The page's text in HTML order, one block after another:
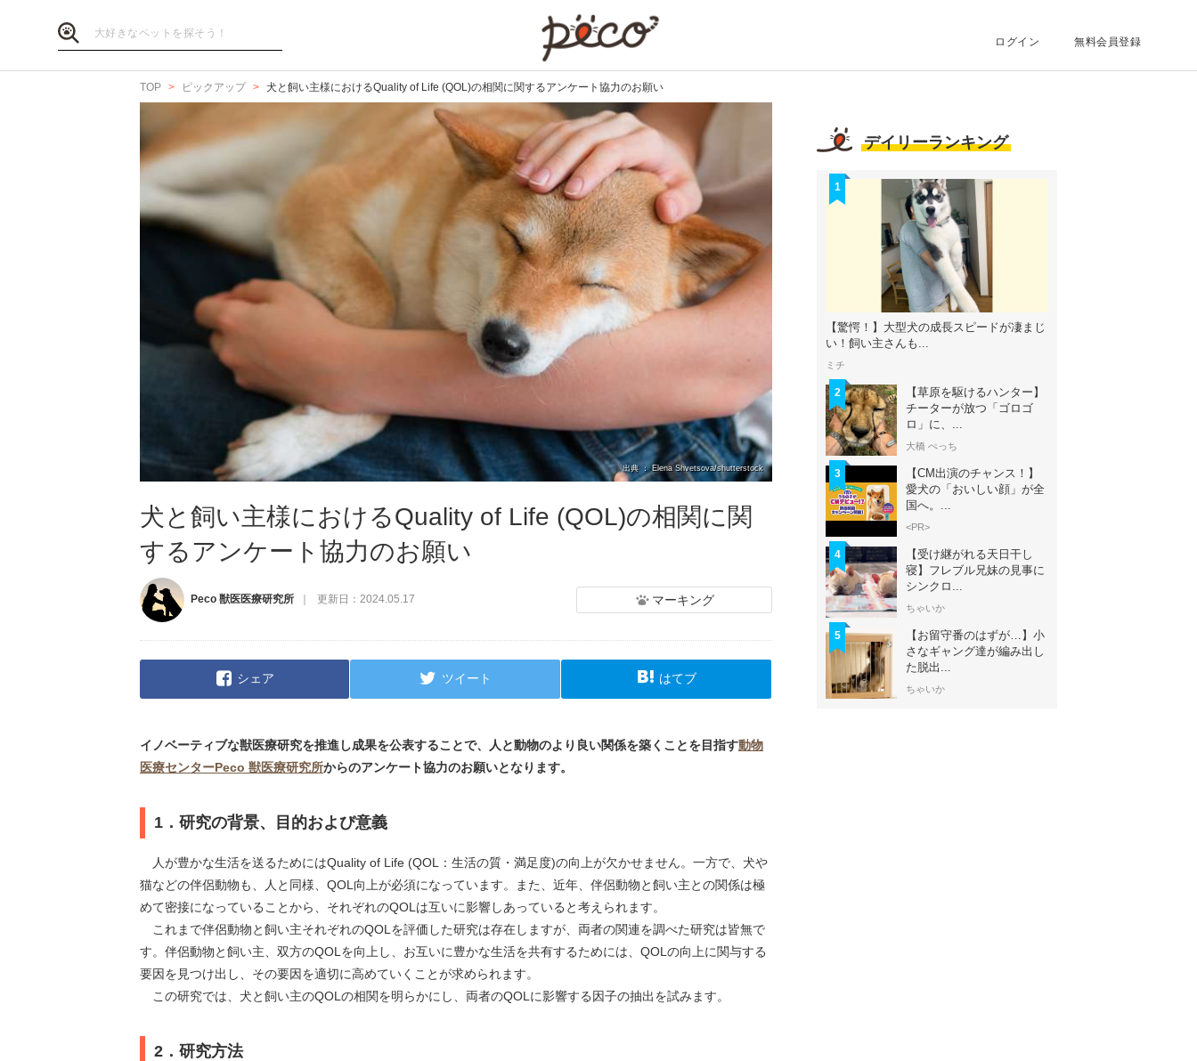
ログイン 無料会員登録
TOP ピックアップ 犬と飼い主様におけるQuality of Life (QOL)の相関に関するアンケート協力のお願い
出典 ： Elena Shvetsova/shutterstock
犬と飼い主様におけるQuality of Life (QOL)の相関に関
するアンケート協力のお願い
Peco 獣医医療研究所 更新日： 2024.05.17 マーキング
シェア ツイート はてブ
イノベーティブな獣医療研究を推進し成果を公表することで、人と動物のより良い関係を築くことを目指す動物
医療センターPeco 獣医療研究所からのアンケート協力のお願いとなります。
1．研究の背景、目的および意義
人が豊かな生活を送るためにはQuality of Life (QOL：生活の質・満足度)の向上が欠かせません。一方で、犬や
猫などの伴侶動物も、人と同様、QOL向上が必須になっています。また、近年、伴侶動物と飼い主との関係は極
めて密接になっていることから、それぞれのQOLは互いに影響しあっていると考えられます。
これまで伴侶動物と飼い主それぞれのQOLを評価した研究は存在しますが、両者の関連を調べた研究は皆無で
す。伴侶動物と飼い主、双方のQOLを向上し、お互いに豊かな生活を共有するためには、QOLの向上に関与する
要因を見つけ出し、その要因を適切に高めていくことが求められます。
この研究では、犬と飼い主のQOLの相関を明らかにし、両者のQOLに影響する因子の抽出を試みます。
2．研究方法
デイリーランキング
1
【驚愕！】大型犬の成長スピードが凄まじ
い！飼い主さんも...
ミチ
2
【草原を駆けるハンター】
チーターが放つ「ゴロゴ
ロ」に、...
大橋 ぺっち
3
【CM出演のチャンス！】
愛犬の「おいしい顔」が全
国へ。...
<PR>
4
【受け継がれる天日干し
寝】フレブル兄妹の見事に
シンクロ...
ちゃいか
5
【お留守番のはずが…】小
さなギャング達が編み出し
た脱出...
ちゃいか